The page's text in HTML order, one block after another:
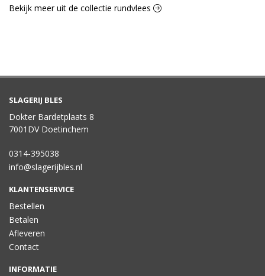
Bekijk meer uit de collectie rundvlees
SLAGERIJ BLES
Dokter Bardetplaats 8
7001DV Doetinchem
0314-395038
info@slagerijbles.nl
KLANTENSERVICE
Bestellen
Betalen
Afleveren
Contact
INFORMATIE